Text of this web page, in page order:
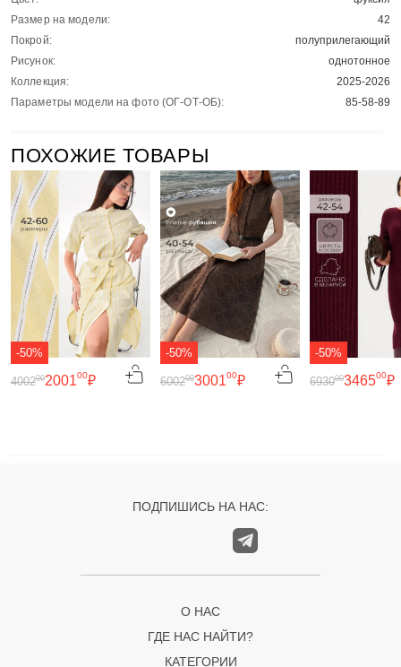
Размер на модели:
42
Покрой:
полуприлегающий
Рисунок:
однотонное
Коллекция:
2025-2026
Параметры модели на фото (ОГ-ОТ-ОБ):
85-58-89
ПОХОЖИЕ ТОВАРЫ
-50%
200100₽
400200
-50%
300100₽
600200
-50%
346500₽
693000
ПОДПИШИСЬ НА НАС:
О НАС
ГДЕ НАС НАЙТИ?
КАТЕГОРИИ